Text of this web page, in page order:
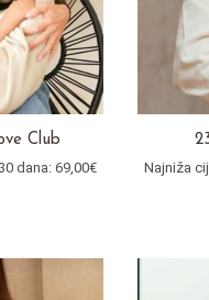
Club
dana: 69,00€
Najniža